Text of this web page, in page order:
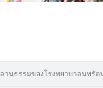
ลานธรรมของโรงพยาบาลนพรัต